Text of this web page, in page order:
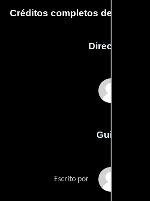
Créditos completos de la
Dirección
Guión
Escrito por